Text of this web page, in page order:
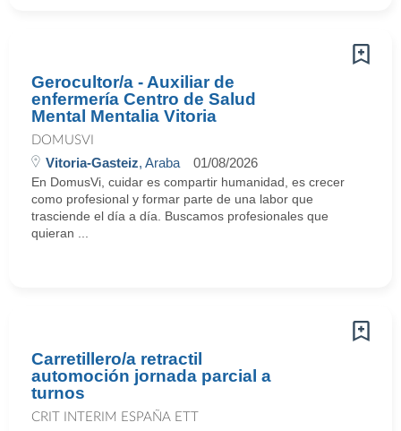
Gerocultor/a - Auxiliar de
enfermería Centro de Salud
Mental Mentalia Vitoria
DOMUSVI
Vitoria-Gasteiz, Araba 01/08/2026
En DomusVi, cuidar es compartir humanidad, es crecer
como profesional y formar parte de una labor que
trasciende el día a día. Buscamos profesionales que
quieran ...
Carretillero/a retractil
automoción jornada parcial a
turnos
CRIT INTERIM ESPAÑA ETT